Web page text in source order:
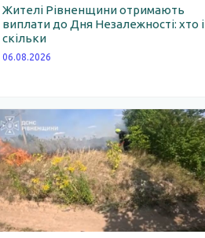
Жителі Рівненщини отримають
виплати до Дня Незалежності: хто і
скільки
06.08.2026